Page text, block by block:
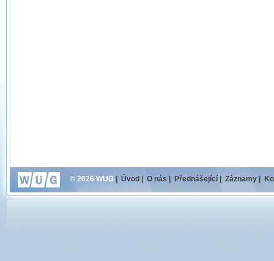
© 2026 WUG Úvod O nás Přednášející Záznamy